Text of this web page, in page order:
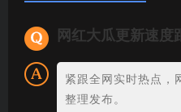
网红大瓜更新速度
紧跟全网实时热点，
整理发布。